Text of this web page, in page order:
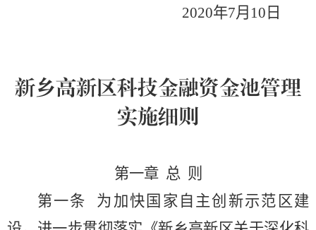
2020年7月10日
新乡高新区科技金融资金池管理
实施细则
第一章 总 则
第一条
为加快国家自主创新示范区建